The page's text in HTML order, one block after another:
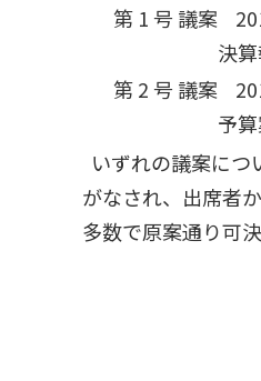
決
予
いずれの議案につ
がなされ、出席者
多数で原案通り可決